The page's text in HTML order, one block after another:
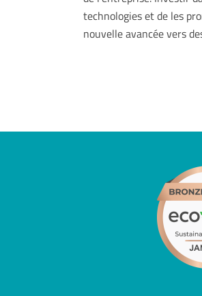
technologies et de les
nouvelle avancée vers